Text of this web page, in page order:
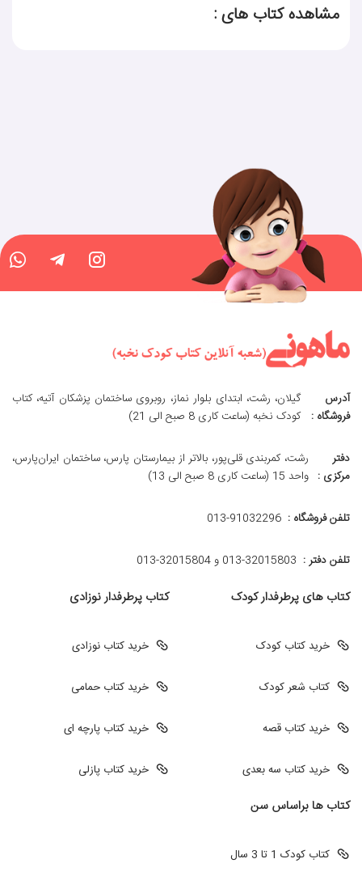
مشاهده کتاب های :
آدرس
فروشگاه :
گیلان، رشت، ابتدای بلوار نماز، روبروی ساختمان پزشکان آتیه، کتاب
کودک نخبه (ساعت کاری 8 صبح الی 21)
دفتر
مرکزی :
رشت، کمربندی قلی‌پور، بالاتر از بیمارستان پارس، ساختمان ایران‌پارس،
واحد 15 (ساعت کاری 8 صبح الی 13)
تلفن فروشگاه : 013-91032296
تلفن دفتر : 013-32015803 و 32015804-013
کتاب های پرطرفدار کودک
خرید کتاب کودک
کتاب شعر کودک
خرید کتاب قصه
خرید کتاب سه بعدی
کتاب پرطرفدار نوزادی
خرید کتاب نوزادی
خرید کتاب حمامی
خرید کتاب پارچه ای
خرید کتاب پازلی
کتاب ها براساس سن
کتاب کودک 1 تا 3 سال